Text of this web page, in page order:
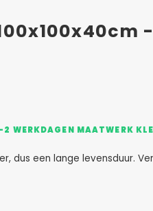
WERKDAGEN MAATWERK
dus een lange levensduur.